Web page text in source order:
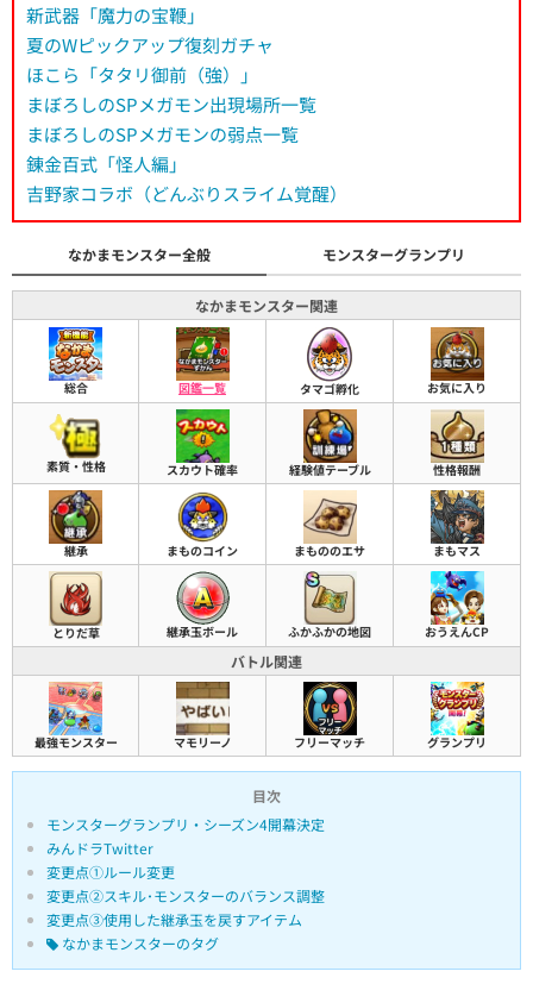
新武器「魔力の宝鞭」
夏のWピックアップ復刻ガチャ
ほこら「タタリ御前（強）」
まぼろしのSPメガモン出現場所一覧
まぼろしのSPメガモンの弱点一覧
錬金百式「怪人編」
吉野家コラボ（どんぶりスライム覚醒）
なかまモンスター全般 モンスターグランプリ
なかまモンスター関連
総合 図鑑一覧 タマゴ孵化 お気に入り
素質・性格 スカウト確率 経験値テーブル 性格報酬
継承 まものコイン まもののエサ まもマス
とりだ草 継承玉ボール ふかふかの地図 おうえんCP
バトル関連
最強モンスター マモリーノ フリーマッチ グランプリ
目次
モンスターグランプリ・シーズン4開幕決定
みんドラTwitter
変更点①ルール変更
変更点②スキル･モンスターのバランス調整
変更点③使用した継承玉を戻すアイテム
なかまモンスターのタグ